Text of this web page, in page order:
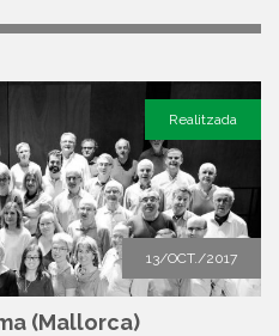
13/OCT./2017
Realitzada
(Mallorca)